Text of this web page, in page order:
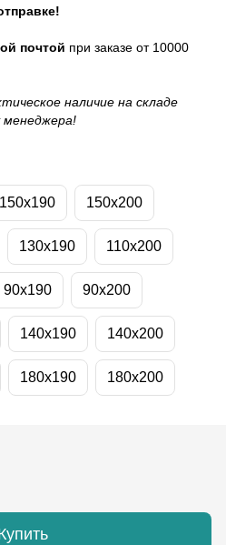
почтой при заказе от 10000
наличие на складе
менеджера!
150x190 150x200
130x190 110x200
90x190 90x200
140x190 140x200
180x190 180x200